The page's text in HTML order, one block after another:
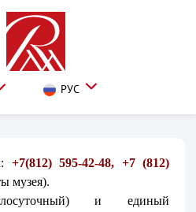
РУС
+7(812) 595-42-48, +7 (812)
музея).
и единый